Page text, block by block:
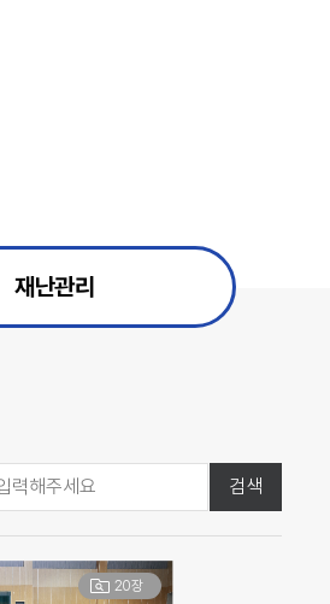
재난관리
검색
20장